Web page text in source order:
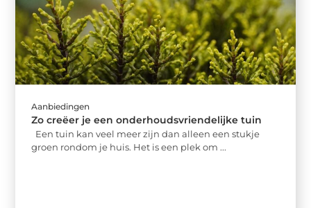
Aanbiedingen
Zo creëer je een onderhoudsvriendelijke tuin
Een tuin kan veel meer zijn dan alleen een stukje
groen rondom je huis. Het is een plek om ...